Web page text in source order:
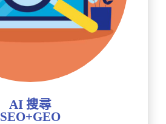
AI 搜尋
SEO+GEO